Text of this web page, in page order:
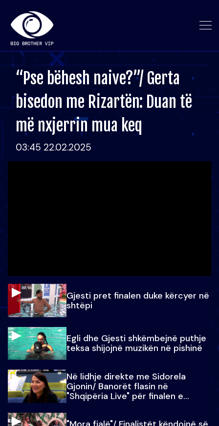
“Pse bëhesh naive?”/ Gerta
bisedon me Rizartën: Duan të
më nxjerrin mua keq
03:45 22.02.2025
Gjesti pret finalen duke kërcyer në
shtëpi
Egli dhe Gjesti shkëmbejnë puthje
teksa shijojnë muzikën në pishinë
Në lidhje direkte me Sidorela
Gjonin/ Banorët flasin në
"Shqipëria Live" për finalen e